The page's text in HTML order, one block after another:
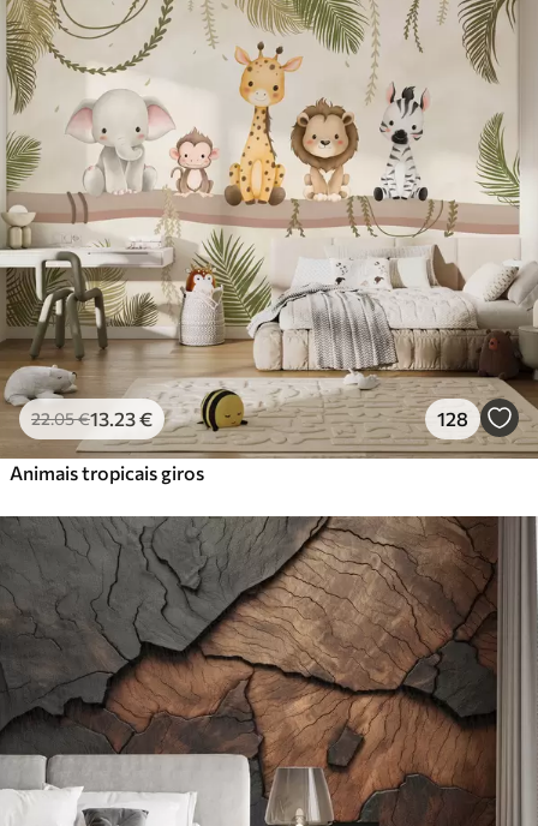
Standard
27.00 €/m²
Premium
56.6734.00€/m²
Vinil Premium
65.0039.00€/m²
Peel and Stick
81.6749.00€/m²
22.05€13 .23€ 128
Animais tropicais giros